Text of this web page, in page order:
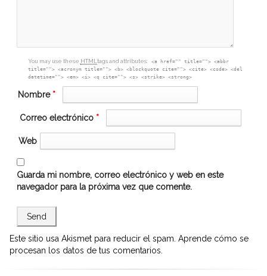
You may use these HTMLtags and attributes:
<a href="" title=""> <abbr
title=""> <acronym title=""> <b> <blockquote cite=""> <cite> <code> <del
datetime=""> <em> <i> <q cite=""> <s> <strike> <strong>
Nombre *
Correo electrónico *
Web
Guarda mi nombre, correo electrónico y web en este
navegador para la próxima vez que comente.
Este sitio usa Akismet para reducir el spam. Aprende cómo se
procesan los datos de tus comentarios.